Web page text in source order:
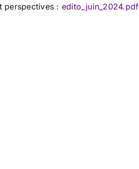
perspectives : edito_juin_2024.pdf